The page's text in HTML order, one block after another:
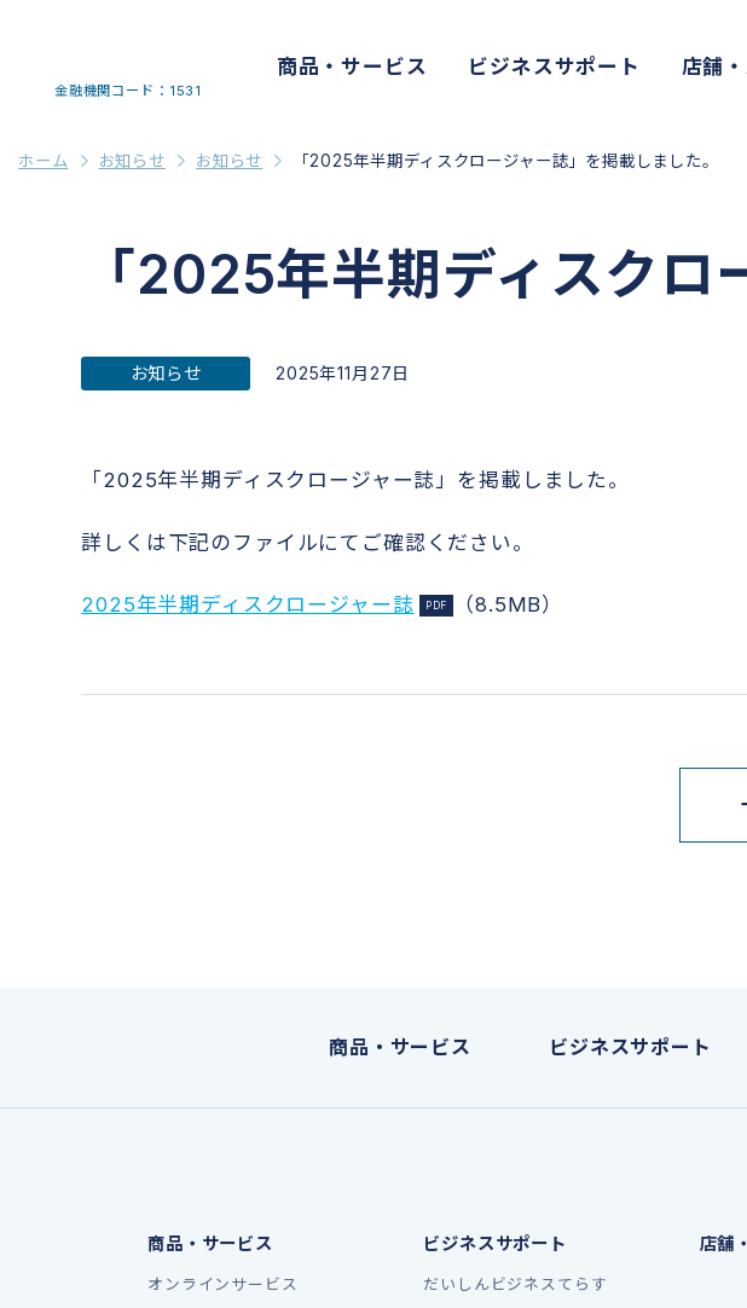
金融機関コード：1531
商品・サービス ビジネスサポート 店舗
ホーム お知らせ お知らせ 「2025年半期ディスクロージャー誌」を掲載しました。
「2025年半期ディスクロ
お知らせ 2025年11月27日
「2025年半期ディスクロージャー誌」を掲載しました。
詳しくは下記のファイルにてご確認ください。
2025年半期ディスクロージャー誌 （8.5MB）
商品・サービス ビジネスサポート
商品・サービス
オンラインサービス
ビジネスサポート
だいしんビジネスてらす
店舗